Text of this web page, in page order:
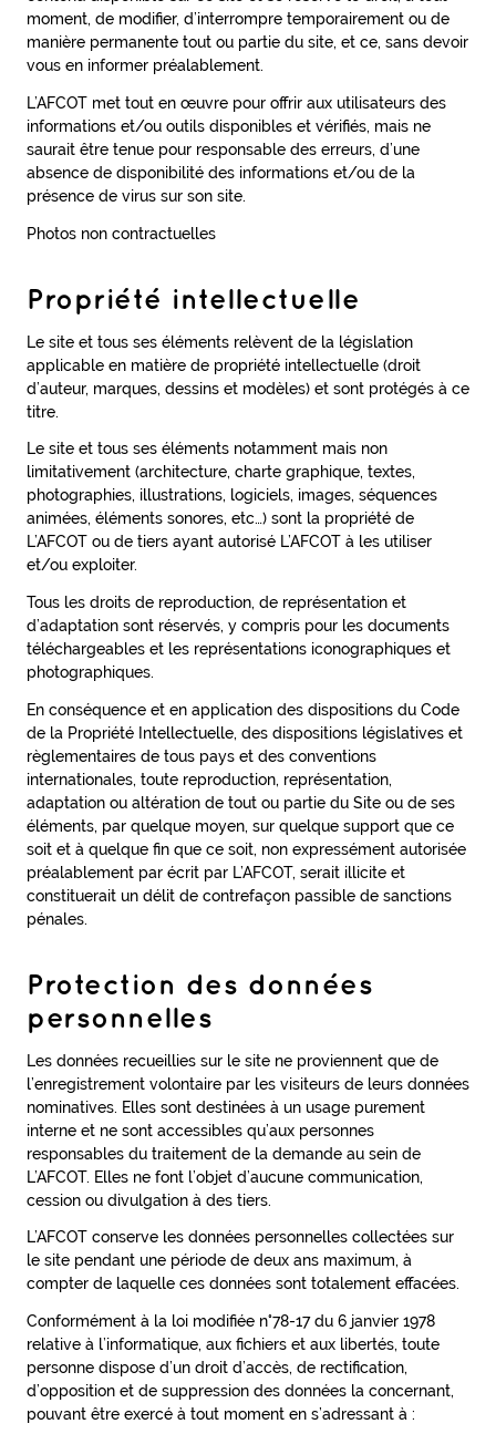
moment, de modifier, d’interrompre temporairement ou de
manière permanente tout ou partie du site, et ce, sans devoir
vous en informer préalablement.
L’AFCOT met tout en œuvre pour offrir aux utilisateurs des
informations et/ou outils disponibles et vérifiés, mais ne
saurait être tenue pour responsable des erreurs, d’une
absence de disponibilité des informations et/ou de la
présence de virus sur son site.
Photos non contractuelles
Propriété intellectuelle
Le site et tous ses éléments relèvent de la législation
applicable en matière de propriété intellectuelle (droit
d’auteur, marques, dessins et modèles) et sont protégés à ce
titre.
Le site et tous ses éléments notamment mais non
limitativement (architecture, charte graphique, textes,
photographies, illustrations, logiciels, images, séquences
animées, éléments sonores, etc…) sont la propriété de
L’AFCOT ou de tiers ayant autorisé L’AFCOT à les utiliser
et/ou exploiter.
Tous les droits de reproduction, de représentation et
d’adaptation sont réservés, y compris pour les documents
téléchargeables et les représentations iconographiques et
photographiques.
En conséquence et en application des dispositions du Code
de la Propriété Intellectuelle, des dispositions législatives et
règlementaires de tous pays et des conventions
internationales, toute reproduction, représentation,
adaptation ou altération de tout ou partie du Site ou de ses
éléments, par quelque moyen, sur quelque support que ce
soit et à quelque fin que ce soit, non expressément autorisée
préalablement par écrit par L’AFCOT, serait illicite et
constituerait un délit de contrefaçon passible de sanctions
pénales.
Protection des données
personnelles
Les données recueillies sur le site ne proviennent que de
l’enregistrement volontaire par les visiteurs de leurs données
nominatives. Elles sont destinées à un usage purement
interne et ne sont accessibles qu’aux personnes
responsables du traitement de la demande au sein de
L’AFCOT. Elles ne font l’objet d’aucune communication,
cession ou divulgation à des tiers.
L’AFCOT conserve les données personnelles collectées sur
le site pendant une période de deux ans maximum, à
compter de laquelle ces données sont totalement effacées.
Conformément à la loi modifiée n°78-17 du 6 janvier 1978
relative à l’informatique, aux fichiers et aux libertés, toute
personne dispose d’un droit d’accès, de rectification,
d’opposition et de suppression des données la concernant,
pouvant être exercé à tout moment en s’adressant à :